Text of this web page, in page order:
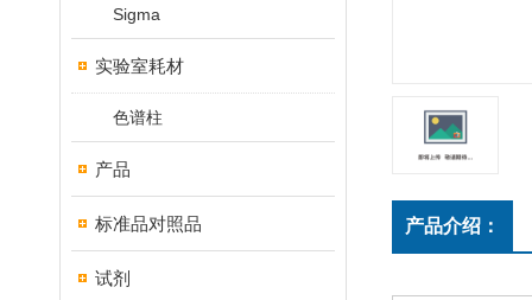
Sigma
实验室耗材
色谱柱
产品
标准品对照品
试剂
产品介绍：